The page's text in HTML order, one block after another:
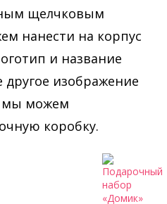
щелчковым
нанести на корпус
и название
изображение
мы можем
коробку.